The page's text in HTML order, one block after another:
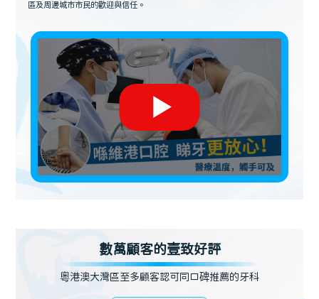
區及周邊城市市民的歡迎與信任。
數萬顧客的壹致好評
粵港澳大灣區至多顧客認可同口碑推薦的牙科